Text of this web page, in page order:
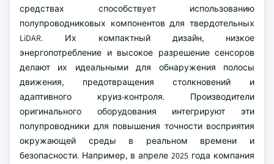
средствах способствует использованию
полупроводниковых компонентов для твердотельных
LiDAR. Их компактный дизайн, низкое
энергопотребление и высокое разрешение сенсоров
делают их идеальными для обнаружения полосы
движения, предотвращения столкновений и
адаптивного круиз-контроля. Производители
оригинального оборудования интегрируют эти
полупроводники для повышения точности восприятия
окружающей среды в реальном времени и
безопасности. Например, в апреле 2025 года компания